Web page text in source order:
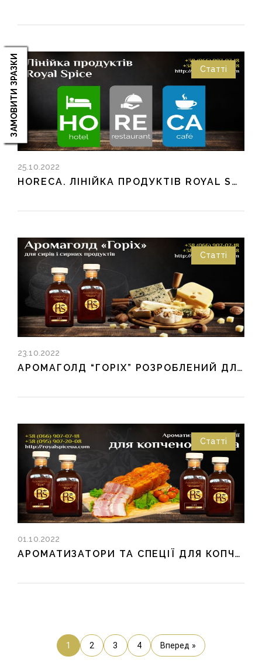
ЗАМОВИТИ ЗРАЗКИ Статті
25.10.2022
HORECA. ЛІНІЙКА ПРОДУКТІВ ROYAL SPICE.
Статті
23.10.2022
АРОМАГОЛД “ГОРІХ” РОЗРОБЛЕНИЙ ДЛЯ СИРУ ТА СИРНИХ ПРОДУКТІВ
Статті
01.10.2022
АРОМАТИЗАТОРИ ТА СПЕЦІЇ ДЛЯ КОПЧЕНОГО САЛА
1 2 3 4 Вперед »